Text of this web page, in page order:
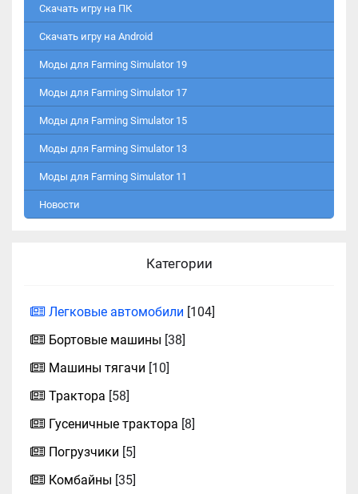
Скачать игру на ПК
Скачать игру на Android
Моды для Farming Simulator 19
Моды для Farming Simulator 17
Моды для Farming Simulator 15
Моды для Farming Simulator 13
Моды для Farming Simulator 11
Новости
Категории
Легковые автомобили [104]
Бортовые машины [38]
Машины тягачи [10]
Трактора [58]
Гусеничные трактора [8]
Погрузчики [5]
Комбайны [35]